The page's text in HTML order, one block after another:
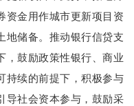
资金用作城市更新项目资
地储备。推动银行信贷支
，鼓励政策性银行、商业
持续的前提下，积极参与
导社会资本参与，鼓励采